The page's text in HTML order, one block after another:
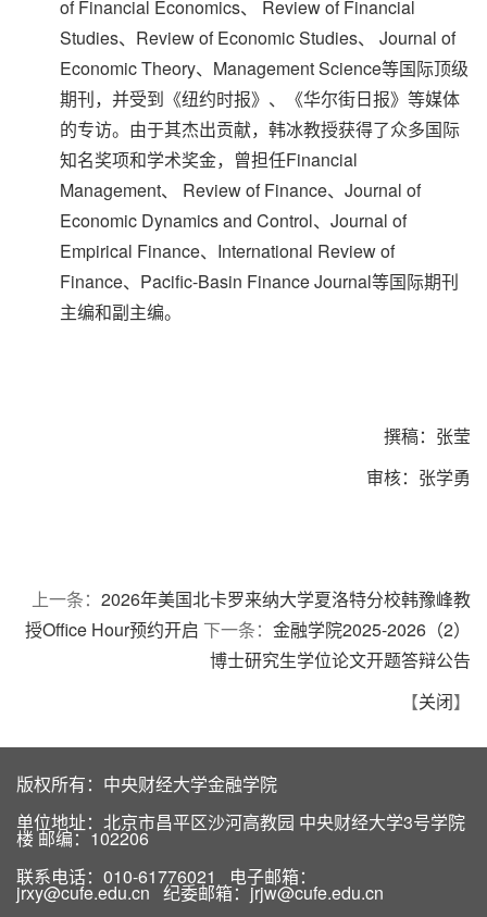
of Financial Economics、 Review of Financial
Studies、Review of Economic Studies、 Journal of
Economic Theory、Management Science等国际顶级
期刊，并受到《纽约时报》、《华尔街日报》等媒体
的专访。由于其杰出贡献，韩冰教授获得了众多国际
知名奖项和学术奖金，曾担任Financial
Management、 Review of Finance、Journal of
Economic Dynamics and Control、Journal of
Empirical Finance、International Review of
Finance、Pacific-Basin Finance Journal等国际期刊
主编和副主编。
撰稿：张莹
审核：张学勇
上一条： 2026年美国北卡罗来纳大学夏洛特分校韩豫峰教
授Office Hour预约开启 下一条： 金融学院2025-2026（2）
博士研究生学位论文开题答辩公告
【关闭】
版权所有：中央财经大学金融学院
单位地址：北京市昌平区沙河高教园 中央财经大学3号学院
楼 邮编：102206
联系电话：010-61776021 电子邮箱：
jrxy@cufe.edu.cn 纪委邮箱：jrjw@cufe.edu.cn